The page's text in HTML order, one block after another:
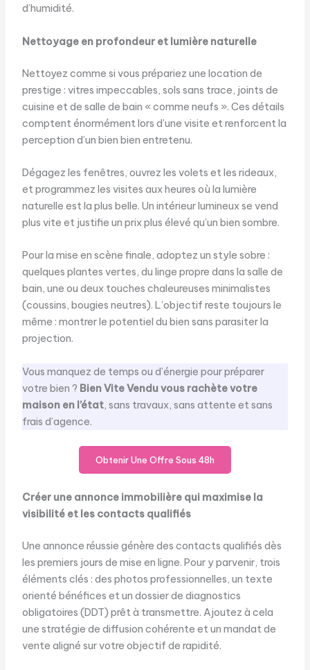
d’humidité.
Nettoyage en profondeur et lumière naturelle
Nettoyez comme si vous prépariez une location de
prestige : vitres impeccables, sols sans trace, joints de
cuisine et de salle de bain « comme neufs ». Ces détails
comptent énormément lors d’une visite et renforcent la
perception d’un bien bien entretenu.
Dégagez les fenêtres, ouvrez les volets et les rideaux,
et programmez les visites aux heures où la lumière
naturelle est la plus belle. Un intérieur lumineux se vend
plus vite et justifie un prix plus élevé qu’un bien sombre.
Pour la mise en scène finale, adoptez un style sobre :
quelques plantes vertes, du linge propre dans la salle de
bain, une ou deux touches chaleureuses minimalistes
(coussins, bougies neutres). L’objectif reste toujours le
même : montrer le potentiel du bien sans parasiter la
projection.
Vous manquez de temps ou d’énergie pour préparer
votre bien ? Bien Vite Vendu vous rachète votre
maison en l’état, sans travaux, sans attente et sans
frais d’agence.
Obtenir Une Offre Sous 48h
Créer une annonce immobilière qui maximise la
visibilité et les contacts qualifiés
Une annonce réussie génère des contacts qualifiés dès
les premiers jours de mise en ligne. Pour y parvenir, trois
éléments clés : des photos professionnelles, un texte
orienté bénéfices et un dossier de diagnostics
obligatoires (DDT) prêt à transmettre. Ajoutez à cela
une stratégie de diffusion cohérente et un mandat de
vente aligné sur votre objectif de rapidité.